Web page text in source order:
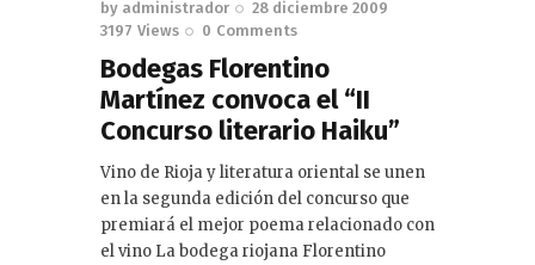
by administrador
28 diciembre 2009
3197 Views 0 Comments
Bodegas Florentino
Martínez convoca el “II
Concurso literario Haiku”
Vino de Rioja y literatura oriental se unen
en la segunda edición del concurso que
premiará el mejor poema relacionado con
el vino La bodega riojana Florentino